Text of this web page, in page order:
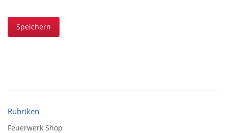
Speichern
Rubriken
Feuerwerk Shop